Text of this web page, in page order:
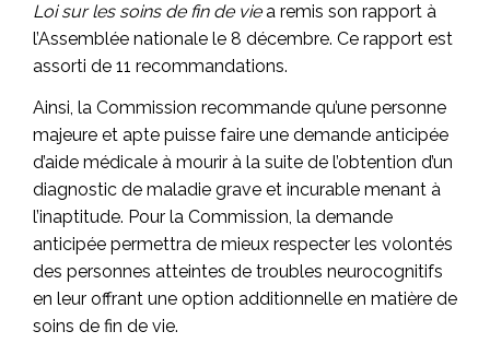
Loi sur les soins de fin de viea remis son rapport à
l’Assemblée nationale le 8 décembre. Ce rapport est
assorti de 11 recommandations.
Ainsi, la Commission recommande qu’une personne
majeure et apte puisse faire une demande anticipée
d’aide médicale à mourir à la suite de l’obtention d’un
diagnostic de maladie grave et incurable menant à
l’inaptitude. Pour la Commission, la demande
anticipée permettra de mieux respecter les volontés
des personnes atteintes de troubles neurocognitifs
en leur offrant une option additionnelle en matière de
soins de fin de vie.